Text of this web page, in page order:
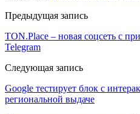
Предыдущая запись
TON.Place – новая соцсеть с
Telegram
Следующая запись
Google тестирует блок с
региональной выдаче